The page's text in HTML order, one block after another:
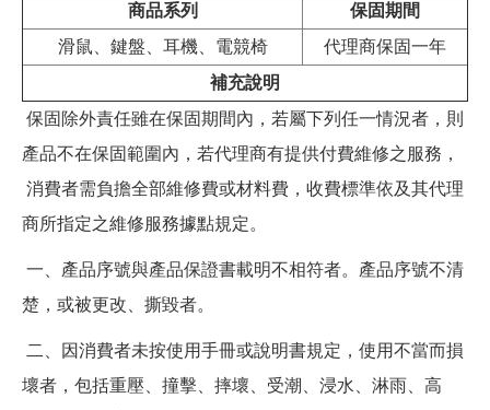
商品系列
保固期間
滑鼠、鍵盤、耳機、電競椅
代理商保固一年
補充說明
保固除外責任雖在保固期間內，若屬下列任一情況者，則
產品不在保固範圍內，若代理商有提供付費維修之服務，
消費者需負擔全部維修費或材料費，收費標準依及其代理
商所指定之維修服務據點規定。
一、產品序號與產品保證書載明不相符者。產品序號不清
楚，或被更改、撕毀者。
二、因消費者未按使用手冊或說明書規定，使用不當而損
壞者，包括重壓、撞擊、摔壞、受潮、浸水、淋雨、高